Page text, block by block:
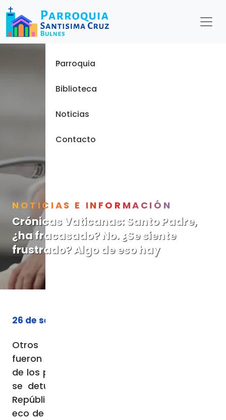
NOTICIAS E INFORMACIÓN
Crónicas Vaticanas: Santo Padre,
¿ha fracasado? No. ¿Se siente
frustrado? Algo de eso hay
26 de septiembre de 2023
Otros temas importantes de la semana
fueron que se dio a conocer la lista oficial
de los participantes en el sínodo. La prensa
se detuvo en los dos participantes de la
República Popular China y también se hizo
eco de que el cardenal Ladaria, hasta hace
Menu
Inicio
Parroquia
Biblioteca
Noticias
Contacto